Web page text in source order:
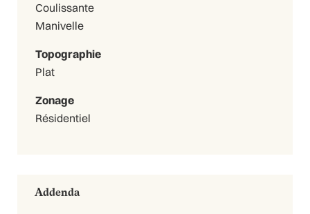
Coulissante
Manivelle
Topographie
Plat
Zonage
Résidentiel
Addenda